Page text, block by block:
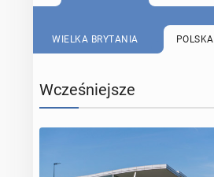
WIELKA BRYTANIA POLSKA
Wcześniejsze